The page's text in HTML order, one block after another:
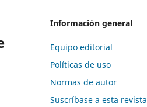
Información general
Equipo editorial
Políticas de uso
Normas de autor
Suscríbase a esta revista